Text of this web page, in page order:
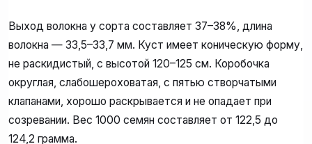
Выход волокна у сорта составляет 37–38%, длина
волокна — 33,5–33,7 мм. Куст имеет коническую форму,
не раскидистый, с высотой 120–125 см. Коробочка
округлая, слабошероховатая, с пятью створчатыми
клапанами, хорошо раскрывается и не опадает при
созревании. Вес 1000 семян составляет от 122,5 до
124,2 грамма.